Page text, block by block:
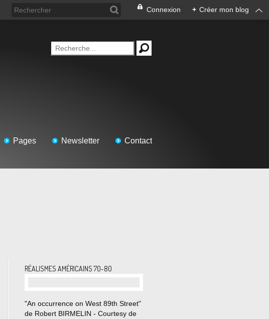
Connexion + Créer mon blog
Pages Newsletter Contact
RÉALISMES AMÉRICAINS 70-80
"An occurrence on West 89th Street"
de Robert BIRMELIN - Courtesy de